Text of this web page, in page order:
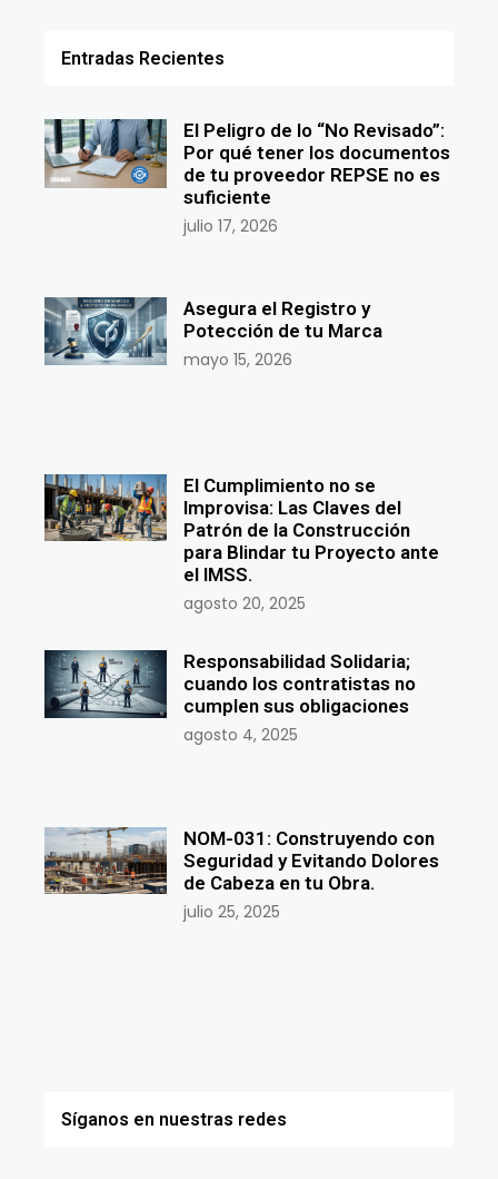
Entradas Recientes
El Peligro de lo “No Revisado”:
Por qué tener los documentos
de tu proveedor REPSE no es
suficiente
julio 17, 2026
Asegura el Registro y
Potección de tu Marca
mayo 15, 2026
El Cumplimiento no se
Improvisa: Las Claves del
Patrón de la Construcción
para Blindar tu Proyecto ante
el IMSS.
agosto 20, 2025
Responsabilidad Solidaria;
cuando los contratistas no
cumplen sus obligaciones
agosto 4, 2025
NOM-031: Construyendo con
Seguridad y Evitando Dolores
de Cabeza en tu Obra.
julio 25, 2025
Síganos en nuestras redes